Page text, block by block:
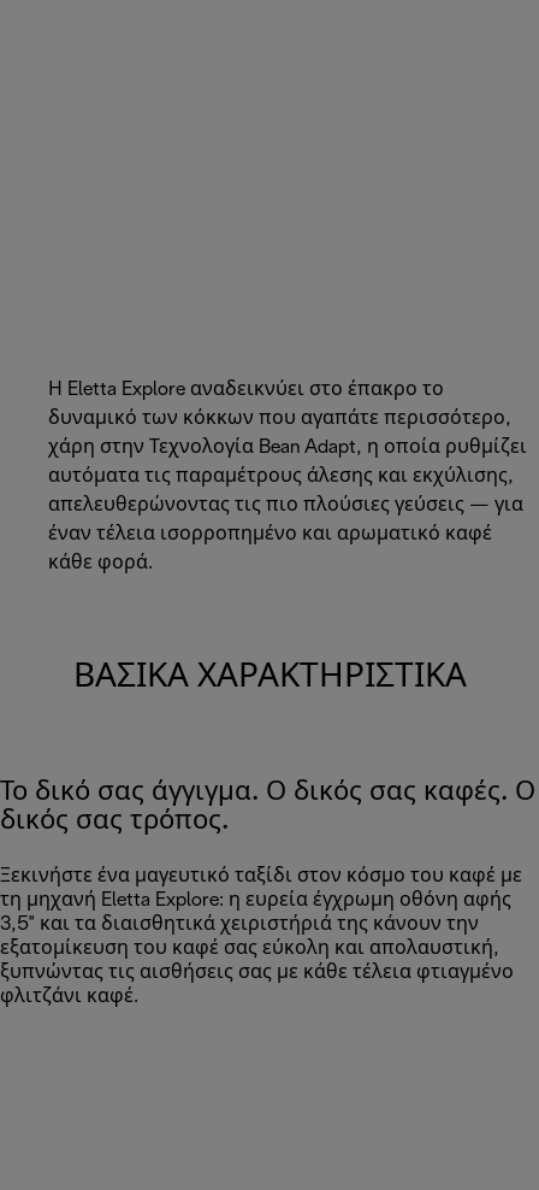
Η Eletta Explore αναδεικνύει στο έπακρο το
δυναμικό των κόκκων που αγαπάτε περισσότερο,
χάρη στην Τεχνολογία Bean Adapt, η οποία ρυθμίζει
αυτόματα τις παραμέτρους άλεσης και εκχύλισης,
απελευθερώνοντας τις πιο πλούσιες γεύσεις — για
έναν τέλεια ισορροπημένο και αρωματικό καφέ
κάθε φορά.
ΒΑΣΙΚΆ ΧΑΡΑΚΤΗΡΙΣΤΙΚΆ
Το δικό σας άγγιγμα. Ο δικός σας καφές. Ο
δικός σας τρόπος.
Ξεκινήστε ένα μαγευτικό ταξίδι στον κόσμο του καφέ με
τη μηχανή Eletta Explore: η ευρεία έγχρωμη οθόνη αφής
3,5" και τα διαισθητικά χειριστήριά της κάνουν την
εξατομίκευση του καφέ σας εύκολη και απολαυστική,
ξυπνώντας τις αισθήσεις σας με κάθε τέλεια φτιαγμένο
φλιτζάνι καφέ.